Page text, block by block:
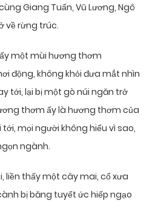
Giang Tuấn, Vũ Lương, Ngô
về rừng trúc.
một mùi hương thơm
động, không khỏi đưa mắt nhìn
tới, lại bị một gò núi ngăn trở
thơm ấy là hương thơm của
mọi người không hiểu vì sao,
ngành.
liền thấy một cây mai, cổ xưa
bị băng tuyết ức hiếp ngạo